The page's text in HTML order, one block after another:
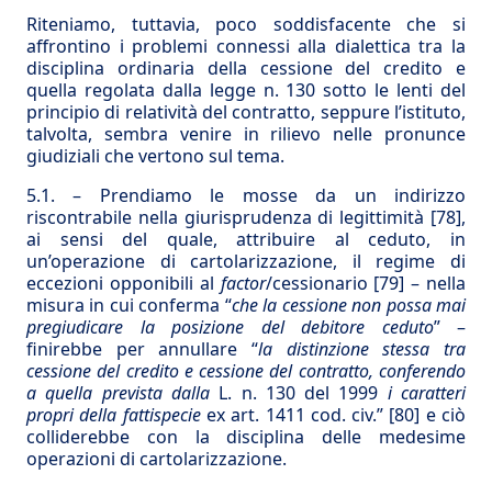
Riteniamo, tuttavia, poco soddisfacente che si
affrontino i problemi connessi alla dialettica tra la
disciplina ordinaria della cessione del credito e
quella regolata dalla legge n. 130 sotto le lenti del
principio di relatività del contratto, seppure l’istituto,
talvolta, sembra venire in rilievo nelle pronunce
giudiziali che vertono sul tema.
5.1. – Prendiamo le mosse da un indirizzo
riscontrabile nella giurisprudenza di legittimità [78],
ai sensi del quale, attribuire al ceduto, in
un’operazione di cartolarizzazione, il regime di
eccezioni opponibili al factor/cessionario [79] – nella
misura in cui conferma “che la cessione non possa mai
pregiudicare la posizione del debitore ceduto” –
finirebbe per annullare “la distinzione stessa tra
cessione del credito e cessione del contratto, conferendo
a quella prevista dalla L. n. 130 del 1999 i caratteri
propri della fattispecie ex art. 1411 cod. civ.” [80] e ciò
colliderebbe con la disciplina delle medesime
operazioni di cartolarizzazione.